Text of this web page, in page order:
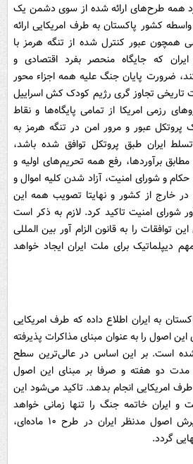
همه طرح‌های ارائه شده از سوی دشمن یک
به واسطه کشور پاکستان به طرف امریکایی ارائه
همچون عبور کنترل شده از تنگه هرمز با
که جایگاه منحصر بفرد اقتصادی و
ضرورت پایان جنگ علیه همه اجزاء محور
تجاوز گری رژیم کودک کش اسراییل
رزمی امریکا از تمامی پایگاه‌ها و نقاط
پروتکل عبور و مرور امن در تنگه هرمز به
ایران طبق پروتکل توافق شده باشد،
برآوردها، رفع همه تحریم‌های اولیه و
و شورای امنیت، آزاد شدن کلیه اموال و
در خارج از کشور و نهایتا تصویب همه این
شورای امنیت تاکید کرد. لازم به ذکر است
توافقات را به قانون الزام آور بین المللی
دیپلماتیک برای ملت ایران ایجاد خواهد
به ایران اطلاع داده که طرف امریکایی
اصول را به عنوان مبنای مذاکرات پذیرفته
شده است. بر این اساس در عالی‌ترین سطح
مدت دو هفته و صرفا بر مبنای این اصول
طرف امریکایی انجام بدهد. تاکید می‌شود این
ایران خاتمه جنگ را تنها زمانی خواهد
پذیرفت که با توجه به پذیرش اصول مدنظر ایران در طرح ۱۰ ماده‌ای،
گردد.